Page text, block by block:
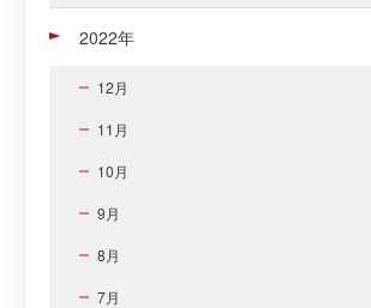
2022年
12月
11月
10月
9月
8月
7月